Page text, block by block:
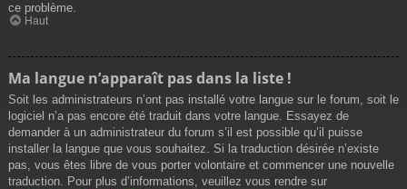
ce problème.
Haut
Ma langue n’apparaît pas dans la liste !
Soit les administrateurs n’ont pas installé votre langue sur le forum, soit le
logiciel n’a pas encore été traduit dans votre langue. Essayez de
demander à un administrateur du forum s’il est possible qu’il puisse
installer la langue que vous souhaitez. Si la traduction désirée n’existe
pas, vous êtes libre de vous porter volontaire et commencer une nouvelle
traduction. Pour plus d’informations, veuillez vous rendre sur